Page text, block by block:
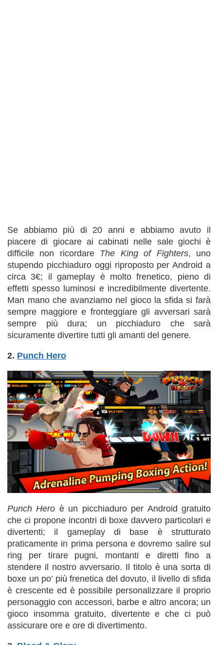
Se abbiamo più di 20 anni e abbiamo avuto il
piacere di giocare ai cabinati nelle sale giochi è
difficile non ricordare The King of Fighters, uno
stupendo picchiaduro oggi riproposto per Android a
circa 3€; il gameplay è molto frenetico, pieno di
effetti spesso luminosi e incredibilmente divertente.
Man mano che avanziamo nel gioco la sfida si farà
sempre maggiore e fronteggiare gli avversari sarà
sempre più dura; un picchiaduro che sarà
sicuramente divertire tutti gli amanti del genere.
2. Punch Hero
Punch Hero è un picchiaduro per Android gratuito
che ci propone incontri di boxe davvero particolari e
divertenti; il gameplay di base è strutturato
praticamente in prima persona e dovremo salire sul
ring per tirare pugni, montanti e diretti fino a
stendere il nostro avversario. Il titolo è una sorta di
boxe un po’ più frenetica del dovuto, il livello di sfida
è crescente ed è possibile personalizzare il proprio
personaggio con accessori, barbe e altro ancora; un
gioco insomma gratuito, divertente e che ci può
assicurare ore e ore di divertimento.